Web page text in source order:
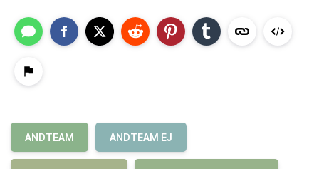
ANDTEAM ANDTEAM EJ